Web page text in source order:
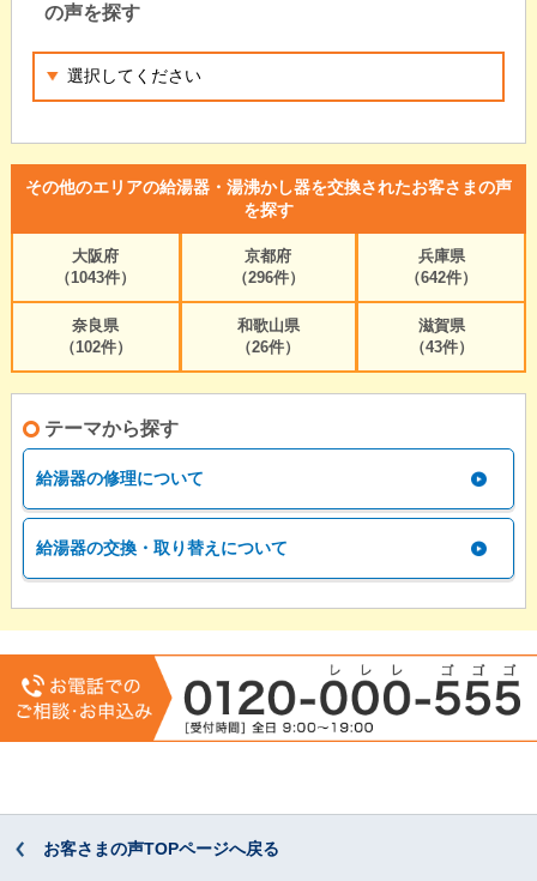
の声を探す
その他のエリアの給湯器・湯沸かし器を交換されたお客さまの声
を探す
大阪府
（1043件）
京都府
（296件）
兵庫県
（642件）
奈良県
（102件）
和歌山県
（26件）
滋賀県
（43件）
テーマから探す
給湯器の修理について
給湯器の交換・取り替えについて
お客さまの声TOPページへ戻る